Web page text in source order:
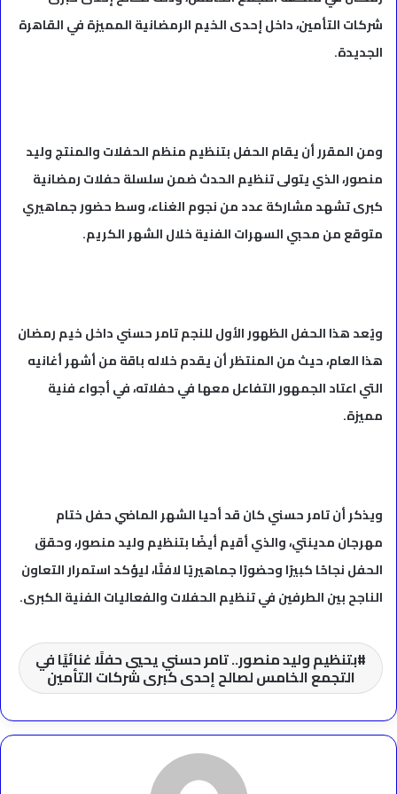
شركات التأمين، داخل إحدى الخيم الرمضانية المميزة في القاهرة
الجديدة.
ومن المقرر أن يقام الحفل بتنظيم منظم الحفلات والمنتج وليد
منصور، الذي يتولى تنظيم الحدث ضمن سلسلة حفلات رمضانية
كبرى تشهد مشاركة عدد من نجوم الغناء، وسط حضور جماهيري
متوقع من محبي السهرات الفنية خلال الشهر الكريم.
ويُعد هذا الحفل الظهور الأول للنجم تامر حسني داخل خيم رمضان
هذا العام، حيث من المنتظر أن يقدم خلاله باقة من أشهر أغانيه
التي اعتاد الجمهور التفاعل معها في حفلاته، في أجواء فنية
مميزة.
ويذكر أن تامر حسني كان قد أحيا الشهر الماضي حفل ختام
مهرجان مدينتي، والذي أقيم أيضًا بتنظيم وليد منصور، وحقق
الحفل نجاحًا كبيرًا وحضورًا جماهيريًا لافتًا، ليؤكد استمرار التعاون
الناجح بين الطرفين في تنظيم الحفلات والفعاليات الفنية الكبرى.
بتنظيم وليد منصور.. تامر حسني يحيي حفلًا غنائيًا في
التجمع الخامس لصالح إحدى كبرى شركات التأمين